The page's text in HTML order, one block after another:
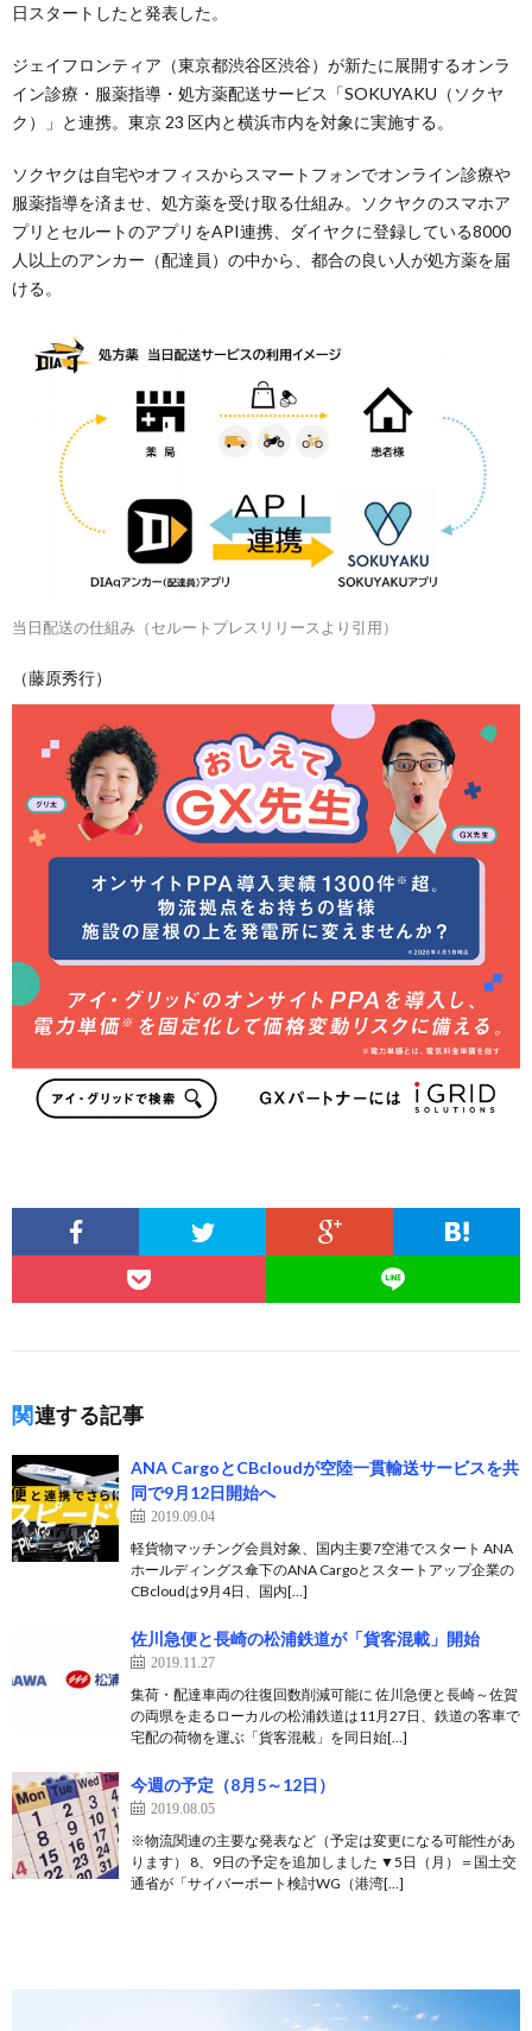
日スタートしたと発表した。
ジェイフロンティア（東京都渋谷区渋谷）が新たに展開するオンラ
イン診療・服薬指導・処方薬配送サービス「SOKUYAKU（ソクヤ
ク）」と連携。東京 23 区内と横浜市内を対象に実施する。
ソクヤクは自宅やオフィスからスマートフォンでオンライン診療や
服薬指導を済ませ、処方薬を受け取る仕組み。ソクヤクのスマホア
プリとセルートのアプリをAPI連携、ダイヤクに登録している8000
人以上のアンカー（配達員）の中から、都合の良い人が処方薬を届
ける。
当日配送の仕組み（セルートプレスリリースより引用）
（藤原秀行）
関連する記事
ANA CargoとCBcloudが空陸一貫輸送サービスを共
同で9月12日開始へ
2019.09.04
軽貨物マッチング会員対象、国内主要7空港でスタート ANA
ホールディングス傘下のANA Cargoとスタートアップ企業の
CBcloudは9月4日、国内[…]
佐川急便と長崎の松浦鉄道が「貨客混載」開始
2019.11.27
集荷・配達車両の往復回数削減可能に 佐川急便と長崎～佐賀
の両県を走るローカルの松浦鉄道は11月27日、鉄道の客車で
宅配の荷物を運ぶ「貨客混載」を同日始[…]
今週の予定（8月5～12日）
2019.08.05
※物流関連の主要な発表など（予定は変更になる可能性があ
ります） 8、9日の予定を追加しました ▼5日（月）＝国土交
通省が「サイバーポート検討WG（港湾[…]